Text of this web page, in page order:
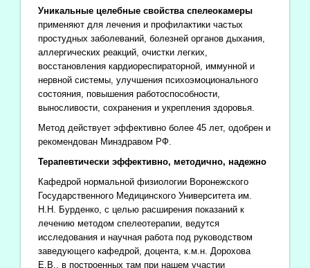
Уникальные целебные свойства спелеокамеры
применяют для лечения и профилактики частых
простудных заболеваний, болезней органов дыхания,
аллергических реакций, очистки легких,
восстановления кардиореспираторной, иммунной и
нервной системы, улучшения психоэмоционального
состояния, повышения работоспособности,
выносливости, сохранения и укрепления здоровья.
Метод действует эффективно более 45 лет, одобрен и
рекомендован Минздравом РФ.
Терапевтически эффективно, методично, надежно
Кафедрой нормальной физиологии Воронежского
Государственного Медицинского Университета им.
Н.Н. Бурденко, с целью расширения показаний к
лечению методом спелеотерапии, ведутся
исследования и научная работа под руководством
заведующего кафедрой, доцента, к.м.н. Дорохова
Е.В., в построенных там при нашем участии